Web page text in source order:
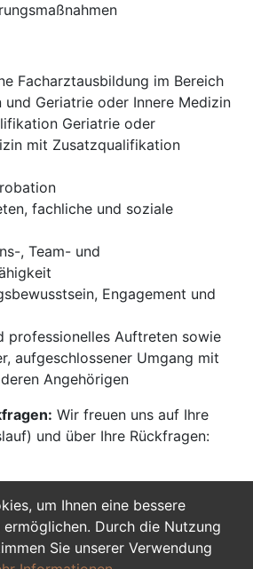
um Ihnen eine bessere
Durch die Nutzung
Sie unserer Verwendung
Facharztausbildung im Bereich
und Geriatrie oder Innere Medizin
Geriatrie oder
mit Zusatzqualifikation
fachliche und soziale
, Team- und
Engagement und
professionelles Auftreten sowie
aufgeschlossener Umgang mit
Angehörigen
Wir freuen uns auf Ihre
und über Ihre Rückfragen:
Bewerben